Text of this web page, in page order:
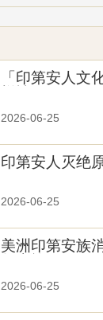
「印第安人文
2026-06-25
印第安人灭绝
2026-06-25
美洲印第安族
2026-06-25